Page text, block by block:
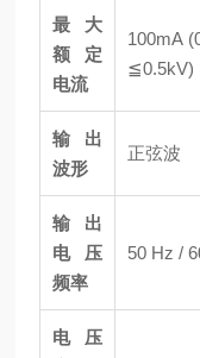
最大
额定
电流
100mA
≦0.5kV)
输出
波形
正弦波
输出
电压
频率
50 Hz /
电压